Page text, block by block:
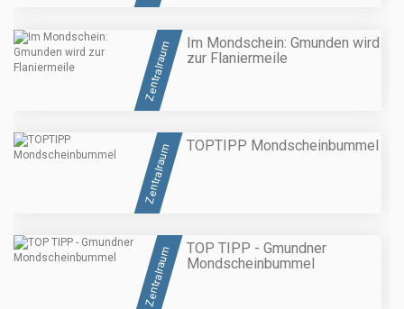
Zentralraum
Im Mondschein: Gmunden wird
zur Flaniermeile
Zentralraum TOPTIPP Mondscheinbummel
Zentralraum
TOP TIPP - Gmundner
Mondscheinbummel